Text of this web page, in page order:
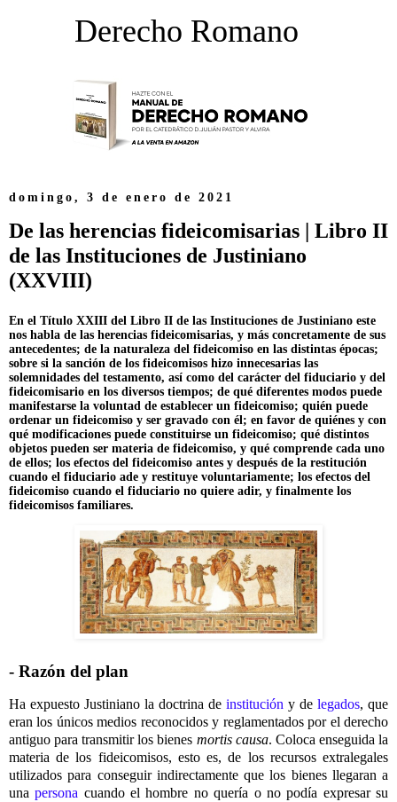
Derecho Romano
domingo, 3 de enero de 2021
De las herencias fideicomisarias | Libro II
de las Instituciones de Justiniano
(XXVIII)
En el Título XXIII del Libro II de las Instituciones de Justiniano este
nos habla de las herencias fideicomisarias, y más concretamente de sus
antecedentes; de la naturaleza del fideicomiso en las distintas épocas;
sobre si la sanción de los fideicomisos hizo innecesarias las
solemnidades del testamento, así como del carácter del fiduciario y del
fideicomisario en los diversos tiempos; de qué diferentes modos puede
manifestarse la voluntad de establecer un fideicomiso; quién puede
ordenar un fideicomiso y ser gravado con él; en favor de quiénes y con
qué modificaciones puede constituirse un fideicomiso; qué distintos
objetos pueden ser materia de fideicomiso, y qué comprende cada uno
de ellos; los efectos del fideicomiso antes y después de la restitución
cuando el fiduciario ade y restituye voluntariamente; los efectos del
fideicomiso cuando el fiduciario no quiere adir, y finalmente los
fideicomisos familiares.
- Razón del plan
Ha expuesto Justiniano la doctrina de institución y de legados, que
eran los únicos medios reconocidos y reglamentados por el derecho
antiguo para transmitir los bienes mortis causa. Coloca enseguida la
materia de los fideicomisos, esto es, de los recursos extralegales
utilizados para conseguir indirectamente que los bienes llegaran a
unapersona cuando el hombre no quería o no podía expresar su